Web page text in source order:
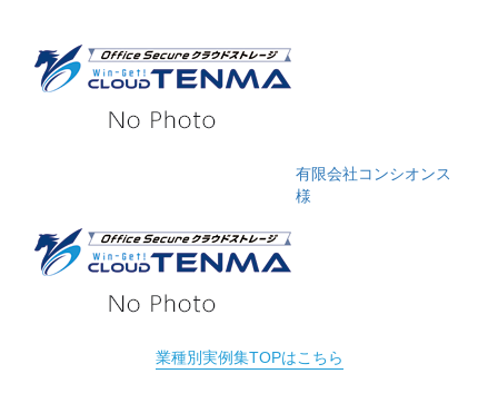
有限会社コンシオンス
様
業種別実例集TOPはこちら